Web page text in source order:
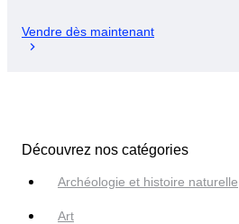
Vendre dès maintenant
Découvrez nos catégories
Archéologie et histoire naturelle
Art